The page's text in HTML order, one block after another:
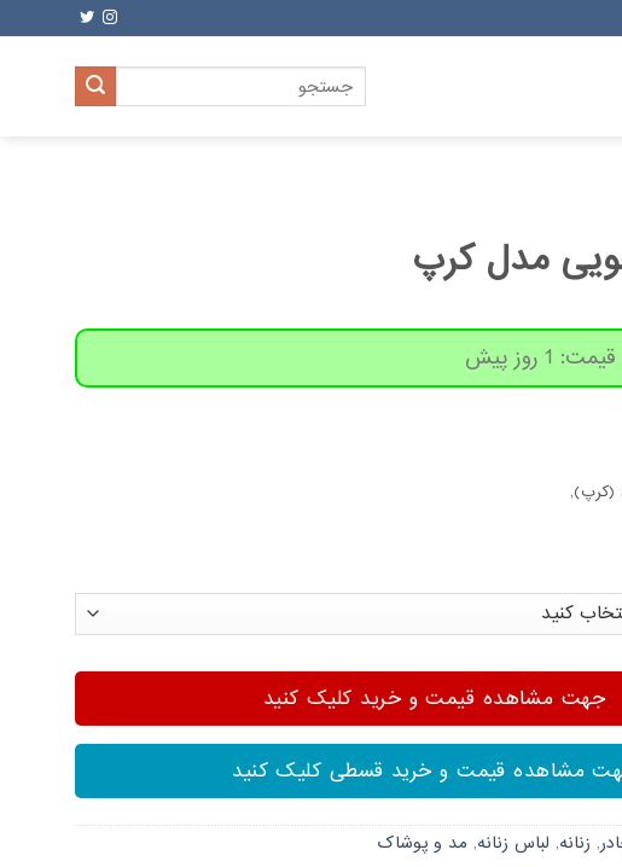
جستجو
برای:
مدل کرپ
روز پیش
(کرپ),
جهت مشاهده قیمت و خرید کلیک کنید
مشاهده قیمت و خرید قسطی کلیک کنید
, زنانه, لباس زنانه, مد و پوشاک